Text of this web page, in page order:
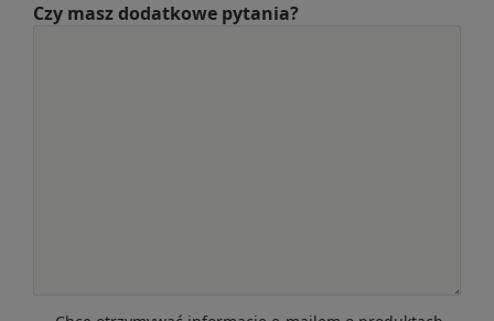
Czy masz dodatkowe pytania?